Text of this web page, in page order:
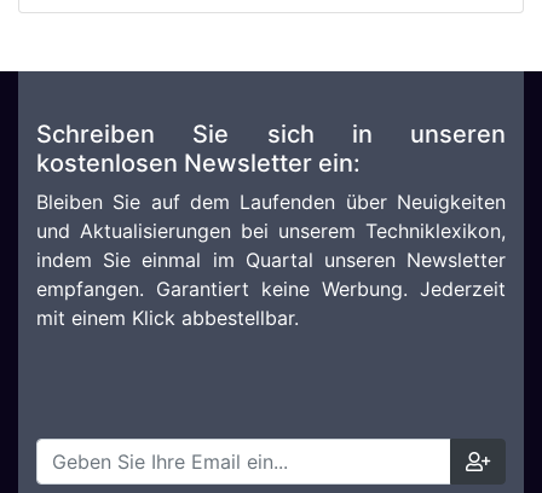
Schreiben Sie sich in unseren
kostenlosen Newsletter ein:
Bleiben Sie auf dem Laufenden über Neuigkeiten
und Aktualisierungen bei unserem Techniklexikon,
indem Sie einmal im Quartal unseren Newsletter
empfangen. Garantiert keine Werbung. Jederzeit
mit einem Klick abbestellbar.